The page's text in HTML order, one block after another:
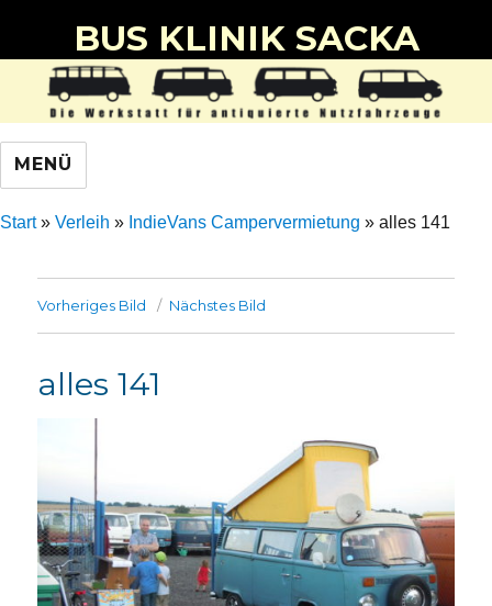
BUS KLINIK SACKA
MENÜ
Start» Verleih » IndieVans Campervermietung » alles 141
Vorheriges Bild Nächstes Bild
alles 141